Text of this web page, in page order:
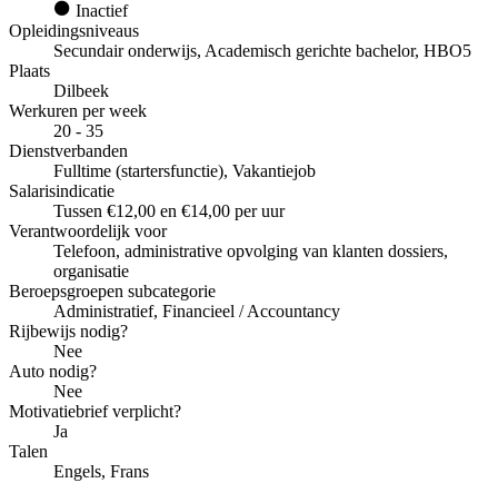
Inactief
Opleidingsniveaus
Secundair onderwijs, Academisch gerichte bachelor, HBO5
Plaats
Dilbeek
Werkuren per week
20 - 35
Dienstverbanden
Fulltime (startersfunctie), Vakantiejob
Salarisindicatie
Tussen €12,00 en €14,00 per uur
Verantwoordelijk voor
Telefoon, administrative opvolging van klanten dossiers,
organisatie
Beroepsgroepen subcategorie
Administratief, Financieel / Accountancy
Rijbewijs nodig?
Nee
Auto nodig?
Nee
Motivatiebrief verplicht?
Ja
Talen
Engels, Frans